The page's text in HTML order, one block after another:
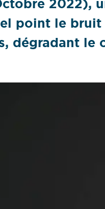
2022),
point le
dégradant